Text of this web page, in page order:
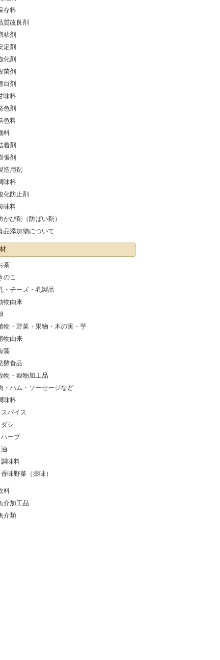
存料
質改良剤
粘剤
定剤
化剤
菌剤
白剤
味料
色剤
色料
料
着剤
張剤
造用剤
味料
化防止剤
味料
かび剤（防ばい剤）
品添加物について
茶
のこ
・チーズ・乳製品
物由来
物・野菜・果物・木の実・芋
物由来
藻
酵食品
物・穀物加工品
・ハム・ソーセージなど
味料
スパイス
ダシ
ハーブ
油
調味料
香味野菜（薬味）
料
介加工品
介類